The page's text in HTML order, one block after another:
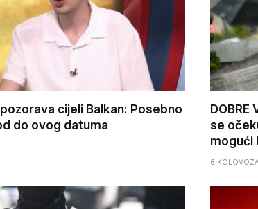
cijeli Balkan: Posebno
do ovog datuma
DOBRE
se
mogući
6